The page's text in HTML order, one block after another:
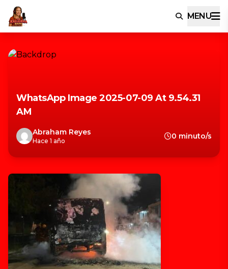
MENU
WhatsApp Image 2025-07-09 At 9.54.31
AM
Abraham Reyes
Hace 1 año
0 minuto/s